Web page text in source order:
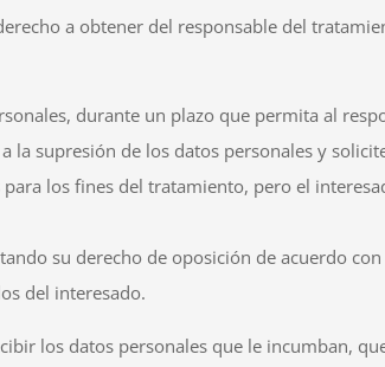
a obtener del responsable del
durante un plazo que permita al
la supresión de los datos personales y
los fines del tratamiento, pero el
su derecho de oposición de acuerdo
del interesado.
los datos personales que le incumban,